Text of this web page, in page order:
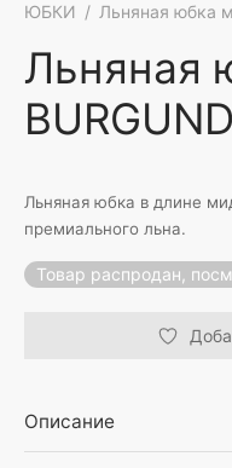
ЮБКИ / Льняная юбка
Льняная
Льняная юбка в длине
премиального льна.
Товар распродан,
Описание